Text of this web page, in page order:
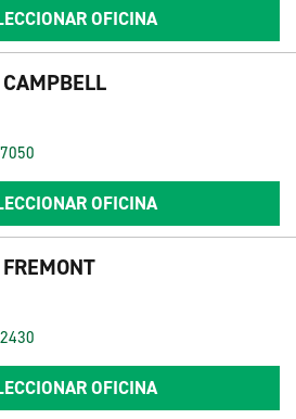
OFICINA
OFICINA
OFICINA